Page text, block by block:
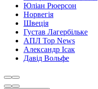
Юліан Рюерсон
Норвегія
Швеція
Густав Лагербільке
АПЛ Top News
Александр Ісак
Давід Вольфе